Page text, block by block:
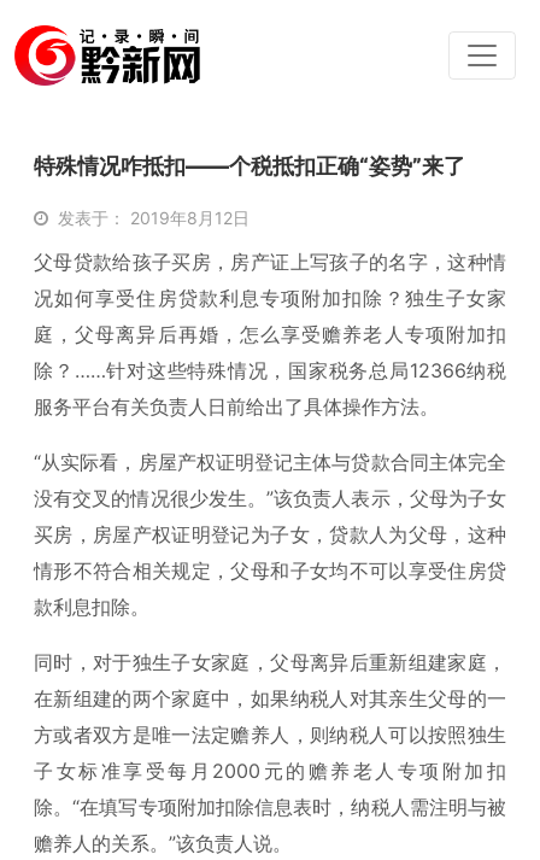
特殊情况咋抵扣——个税抵扣正确“姿势”来了
发表于： 2019年8月12日
父母贷款给孩子买房，房产证上写孩子的名字，这种情
况如何享受住房贷款利息专项附加扣除？独生子女家
庭，父母离异后再婚，怎么享受赡养老人专项附加扣
除？……针对这些特殊情况，国家税务总局12366纳税
服务平台有关负责人日前给出了具体操作方法。
“从实际看，房屋产权证明登记主体与贷款合同主体完全
没有交叉的情况很少发生。”该负责人表示，父母为子女
买房，房屋产权证明登记为子女，贷款人为父母，这种
情形不符合相关规定，父母和子女均不可以享受住房贷
款利息扣除。
同时，对于独生子女家庭，父母离异后重新组建家庭，
在新组建的两个家庭中，如果纳税人对其亲生父母的一
方或者双方是唯一法定赡养人，则纳税人可以按照独生
子女标准享受每月2000元的赡养老人专项附加扣
除。“在填写专项附加扣除信息表时，纳税人需注明与被
赡养人的关系。”该负责人说。